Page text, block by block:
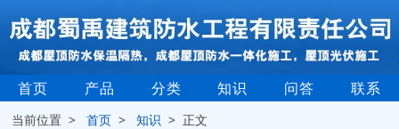
首页 产品 分类 知识 问答 联系
当前位置 >首页 >知识 > 正文